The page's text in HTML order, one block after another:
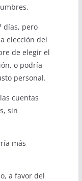
días, pero
elección del
de elegir el
o podría
personal.
cuentas
sin
más
a favor del